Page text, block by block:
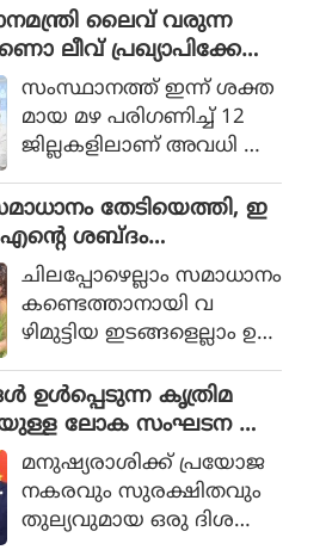
മൊഹ്സിന്‍ നഖ്വി
വ്യാഴാഴ്ച പറഞ്ഞു. കര
സേനാ മേധാവി ഫീല്‍ഡ്
മാര്‍ഷല്‍ സയ്യിദ് അസിം
മുനീറിന്റെ അടുത്ത
യാളായി അറിയപ്പെടുന്ന ന
ഖ്വി പാകിസ്ഥാന്റെ
കോക്രോച്ചുകള്‍ ഒ
ന്നിച്ചാല്‍ രാജ്യത്തെ മ
റിച്ചിടാന്‍ കഴിയുമെന്ന് പറ
ഞ്ഞു.
ലൈവ് വരുന്ന
ലീവ് പ്രഖ്യാപിക്കേണ്ട
ജില്ലാ കളക്ടർ
സംസ്ഥാനത്ത് ഇന്ന് ശക്ത
മായ മഴ പരിഗണിച്ച് 12
ജില്ലകളിലാണ് അവധി പ്ര
തേടിയെത്തി, ഇ
ശബ്ദം
പോസ്റ്റുമായി
ഒരു ബ്രെയ്ക്ക
സോഷ്യല്‍
ചിലപ്പോഴെല്ലാം സമാധാനം
കണ്ടെത്താനായി വ
ഴിമുട്ടിയ ഇടങ്ങളെല്ലാം ഉ
രും.
ഉള്‍പ്പെടുന്ന കൃത്രിമ
ലോക സംഘടന ആ
ഇന്ത്യ ഇല്ല
മനുഷ്യരാശിക്ക് പ്രയോജ
നകരവും സുരക്ഷിതവും
തുല്യവുമായ ഒരു ദിശ